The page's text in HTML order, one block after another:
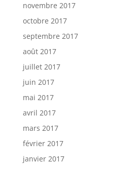
novembre 2017
octobre 2017
septembre 2017
août 2017
juillet 2017
juin 2017
mai 2017
avril 2017
mars 2017
février 2017
janvier 2017